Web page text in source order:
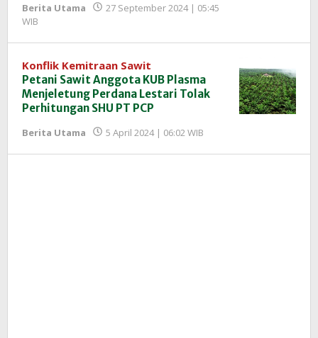
Berita Utama
27 September 2024 | 05:45
WIB
InfoSAWIT
Konflik Kemitraan Sawit
Petani Sawit Anggota KUB Plasma
Menjeletung Perdana Lestari Tolak
Perhitungan SHU PT PCP
Berita Utama 5 April 2024 | 06:02 WIB
InfoSAWIT